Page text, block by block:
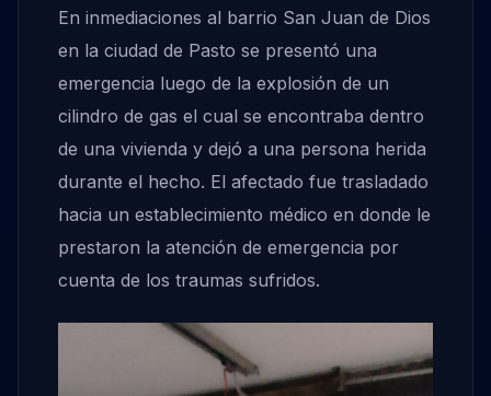
En inmediaciones al barrio San Juan de Dios
en la ciudad de Pasto se presentó una
emergencia luego de la explosión de un
cilindro de gas el cual se encontraba dentro
de una vivienda y dejó a una persona herida
durante el hecho. El afectado fue trasladado
hacia un establecimiento médico en donde le
prestaron la atención de emergencia por
cuenta de los traumas sufridos.